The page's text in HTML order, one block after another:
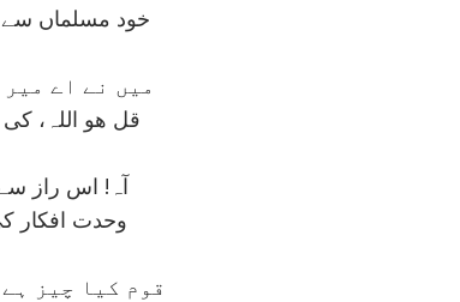
خود مسلماں سے
ميں نے اے
'قل ھو اللہ،
آہ! اس راز
وحدت افکار
قوم کيا چيز